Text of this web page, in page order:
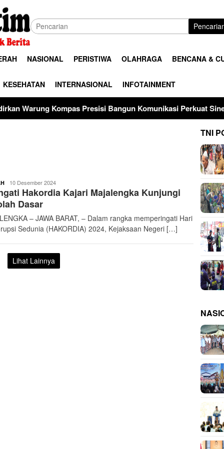
NASIONAL PERISTIWA OLAHRAGA BENCANA &
KESEHATAN INTERNASIONAL INFOTAINMENT
Presisi Bangun Komunikasi Perkuat Sinergi untuk
buserjatim
10 Desember 2024
Hakordia Kajari Majalengka Kunjungi
Dasar
– JAWA BARAT, – Dalam rangka memperingati Hari
Sedunia (HAKORDIA) 2024, Kejaksaan Negeri […]
Lihat Lainnya
TNI